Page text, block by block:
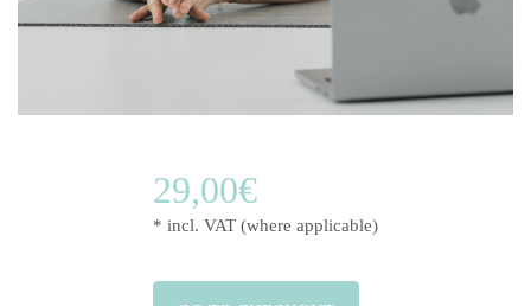
29,00€
* incl. VAT (where applicable)